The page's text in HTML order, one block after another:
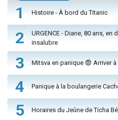
1 Histoire - À bord du Titanic
2
URGENCE - Diane, 80 ans,
insalubre
3 Mitsva en panique 😨 Arriver à
4 Panique à la boulangerie
5 Horaires du Jeûne de Ticha